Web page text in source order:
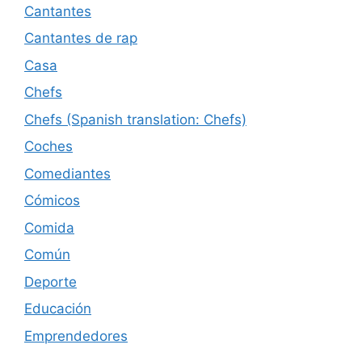
Cantantes
Cantantes de rap
Casa
Chefs
Chefs (Spanish translation: Chefs)
Coches
Comediantes
Cómicos
Comida
Común
Deporte
Educación
Emprendedores